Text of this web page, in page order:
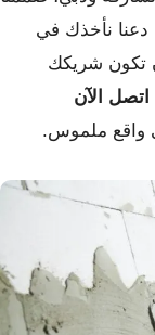
دعنا نأخذك في
تكون شريكك
اتصل الآن
واقع ملموس.